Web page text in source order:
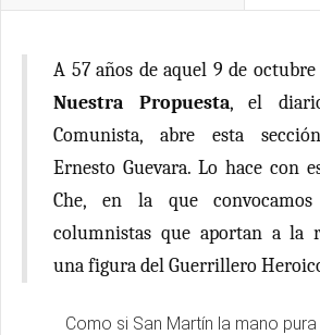
A 57 años de aquel 9 de
Nuestra Propuesta, el
Comunista, abre esta
Ernesto Guevara. Lo hace con
Che, en la que convocamos
columnistas que aportan a la
una figura del Guerrillero
Como si San Martín la mano pura